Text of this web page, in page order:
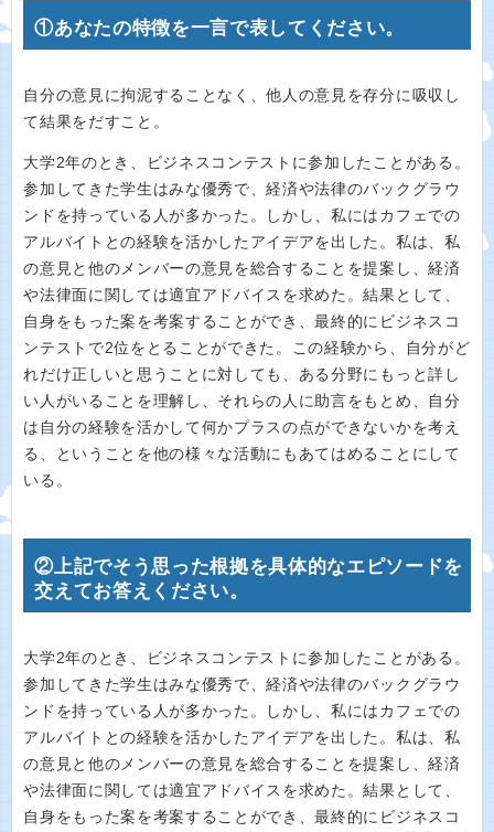
①あなたの特徴を一言で表してください。
自分の意見に拘泥することなく、他人の意見を存分に吸収し
て結果をだすこと。
大学2年のとき、ビジネスコンテストに参加したことがある。
参加してきた学生はみな優秀で、経済や法律のバックグラウ
ンドを持っている人が多かった。しかし、私にはカフェでの
アルバイトとの経験を活かしたアイデアを出した。私は、私
の意見と他のメンバーの意見を総合することを提案し、経済
や法律面に関しては適宜アドバイスを求めた。結果として、
自身をもった案を考案することができ、最終的にビジネスコ
ンテストで2位をとることができた。この経験から、自分がど
れだけ正しいと思うことに対しても、ある分野にもっと詳し
い人がいることを理解し、それらの人に助言をもとめ、自分
は自分の経験を活かして何かプラスの点ができないかを考え
る、ということを他の様々な活動にもあてはめることにして
いる。
②上記でそう思った根拠を具体的なエピソードを
交えてお答えください。
大学2年のとき、ビジネスコンテストに参加したことがある。
参加してきた学生はみな優秀で、経済や法律のバックグラウ
ンドを持っている人が多かった。しかし、私にはカフェでの
アルバイトとの経験を活かしたアイデアを出した。私は、私
の意見と他のメンバーの意見を総合することを提案し、経済
や法律面に関しては適宜アドバイスを求めた。結果として、
自身をもった案を考案することができ、最終的にビジネスコ